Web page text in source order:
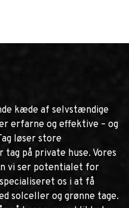
Akson
kæde af selvstændige
erfarne og effektive – og
løser store
på private huse. Vores
vi ser potentialet for
os i at få
solceller og grønne tage.